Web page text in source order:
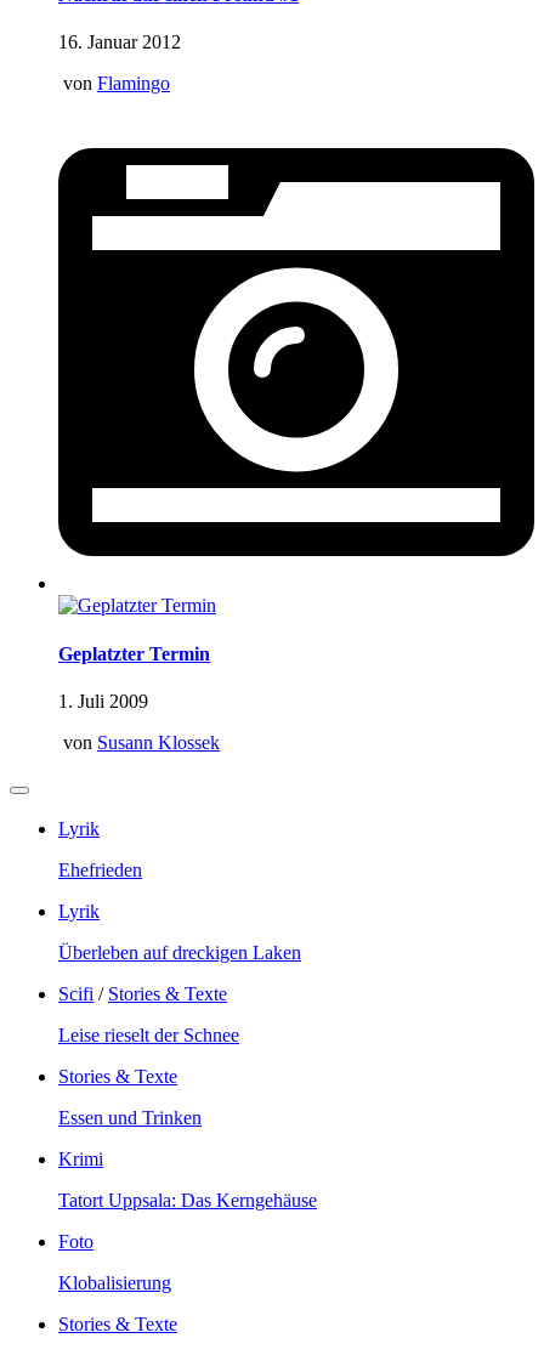
16. Januar 2012
von Flamingo
Geplatzter Termin
1. Juli 2009
von Susann Klossek
Lyrik
Ehefrieden
Lyrik
Überleben auf dreckigen Laken
Scifi / Stories & Texte
Leise rieselt der Schnee
Stories & Texte
Essen und Trinken
Krimi
Tatort Uppsala: Das Kerngehäuse
Foto
Klobalisierung
Stories & Texte